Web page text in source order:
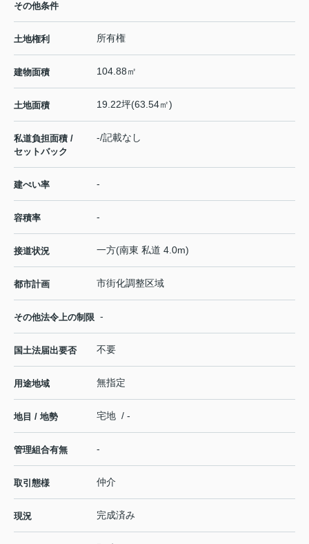
その他条件
土地権利 所有権
建物面積 104.88㎡
土地面積 19.22坪(63.54㎡)
私道負担面積 /
セットバック
-/記載なし
建ぺい率 -
容積率 -
接道状況 一方(南東 私道 4.0m)
都市計画 市街化調整区域
その他法令上の制限 -
国土法届出要否 不要
用途地域 無指定
地目 / 地勢 宅地 / -
管理組合有無 -
取引態様 仲介
現況 完成済み